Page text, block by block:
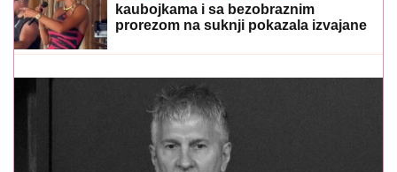
kaubojkama i sa bezobraznim
prorezom na suknji pokazala izvajane
što je planirala (Foto)